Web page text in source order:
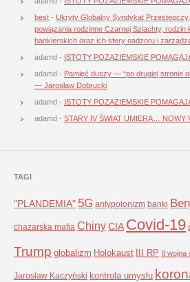
best - Ukryty Globalny Syndykat
powiązania rodzinne Czarnej Szlachty,
bankierskich oraz ich sfery nadzoru i
adamd - ISTOTY POZAZIEMSKIE
adamd - Pamięć duszy — “po drugiej stronie
— Jarosław Dobrucki
adamd - ISTOTY POZAZIEMSKIE
adamd - STARY IV ŚWIAT UMIERA… NOWY
TAGI
"PLANDEMIA" 5G antypolonizm banki
chazarska mafia ChinyCIA Covid-19
Trump globalizm Holokaust III RP II wojna
Jarosław Kaczyński kontrola umysłu